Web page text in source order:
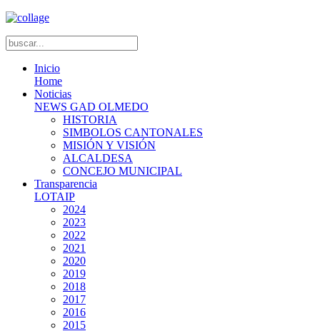
Inicio
Home
Noticias
NEWS GAD OLMEDO
HISTORIA
SIMBOLOS CANTONALES
MISIÓN Y VISIÓN
ALCALDESA
CONCEJO MUNICIPAL
Transparencia
LOTAIP
2024
2023
2022
2021
2020
2019
2018
2017
2016
2015